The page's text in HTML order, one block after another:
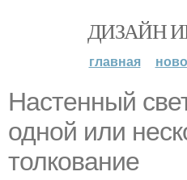
ДИЗАЙН
главная
Настенный
одной или
толкование